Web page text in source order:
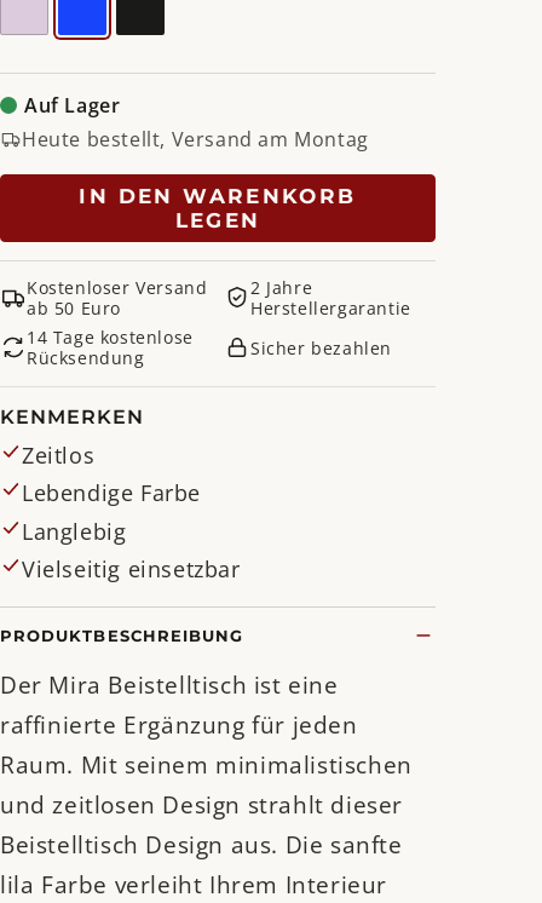
Lila
Auf Lager
Heute bestellt, Versand am Montag
IN DEN WARENKORB
LEGEN
Kostenloser Versand
ab 50 Euro
2 Jahre
Herstellergarantie
14 Tage kostenlose
Rücksendung
Sicher bezahlen
KENMERKEN
Zeitlos
Lebendige Farbe
Langlebig
Vielseitig einsetzbar
PRODUKTBESCHREIBUNG
Der Mira Beistelltisch ist eine
raffinierte Ergänzung für jeden
Raum. Mit seinem minimalistischen
und zeitlosen Design strahlt dieser
Beistelltisch Design aus. Die sanfte
lila Farbe verleiht Ihrem Interieur